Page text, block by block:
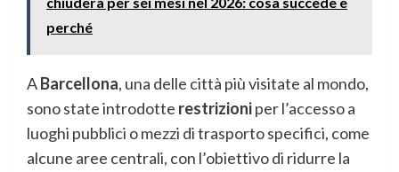
perché
ABarcellona, una delle città più visitate al mondo,
sono state introdotte restrizioniper l’accesso a
luoghi pubblici o mezzi di trasporto specifici, come
alcune aree centrali, con l’obiettivo di ridurre la